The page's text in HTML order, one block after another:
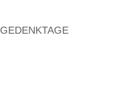
GEDENKTAGE